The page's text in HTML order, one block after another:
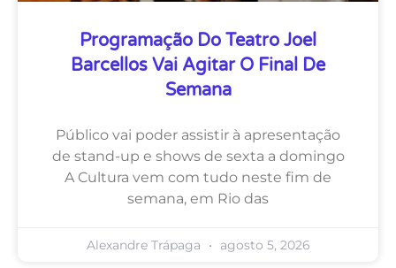
Programação Do Teatro Joel
Barcellos Vai Agitar O Final De
Semana
Público vai poder assistir à apresentação
de stand-up e shows de sexta a domingo
A Cultura vem com tudo neste fim de
semana, em Rio das
Alexandre Trápaga agosto 5, 2026